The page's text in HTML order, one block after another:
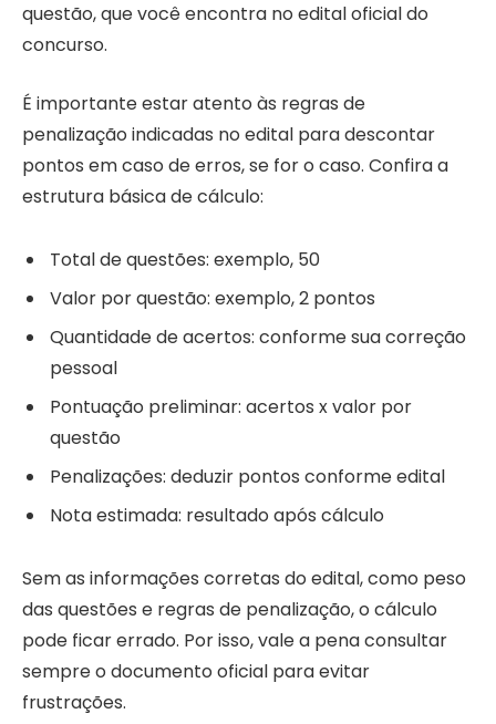
questão, que você encontra no edital oficial do
concurso.
É importante estar atento às regras de
penalização indicadas no edital para descontar
pontos em caso de erros, se for o caso. Confira a
estrutura básica de cálculo:
Total de questões: exemplo, 50
Valor por questão: exemplo, 2 pontos
Quantidade de acertos: conforme sua correção
pessoal
Pontuação preliminar: acertos x valor por
questão
Penalizações: deduzir pontos conforme edital
Nota estimada: resultado após cálculo
Sem as informações corretas do edital, como peso
das questões e regras de penalização, o cálculo
pode ficar errado. Por isso, vale a pena consultar
sempre o documento oficial para evitar
frustrações.